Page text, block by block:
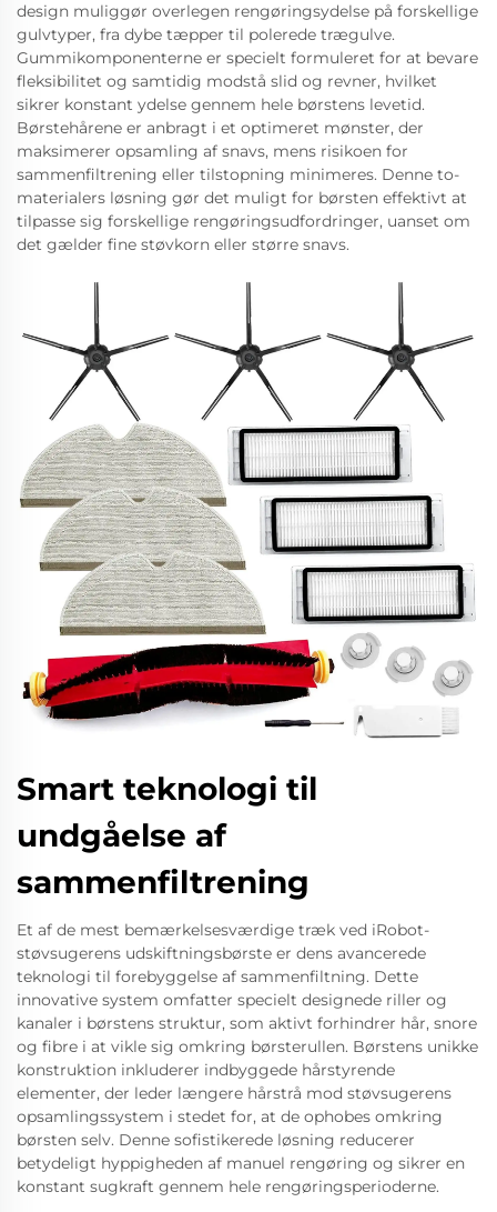
design muliggør overlegen rengøringsydelse på forskellige
gulvtyper, fra dybe tæpper til polerede trægulve.
Gummikomponenterne er specielt formuleret for at bevare
fleksibilitet og samtidig modstå slid og revner, hvilket
sikrer konstant ydelse gennem hele børstens levetid.
Børstehårene er anbragt i et optimeret mønster, der
maksimerer opsamling af snavs, mens risikoen for
sammenfiltrening eller tilstopning minimeres. Denne to-
materialers løsning gør det muligt for børsten effektivt at
tilpasse sig forskellige rengøringsudfordringer, uanset om
det gælder fine støvkorn eller større snavs.
Smart teknologi til
undgåelse af
sammenfiltrening
Et af de mest bemærkelsesværdige træk ved iRobot-
støvsugerens udskiftningsbørste er dens avancerede
teknologi til forebyggelse af sammenfiltning. Dette
innovative system omfatter specielt designede riller og
kanaler i børstens struktur, som aktivt forhindrer hår, snore
og fibre i at vikle sig omkring børsterullen. Børstens unikke
konstruktion inkluderer indbyggede hårstyrende
elementer, der leder længere hårstrå mod støvsugerens
opsamlingssystem i stedet for, at de ophobes omkring
børsten selv. Denne sofistikerede løsning reducerer
betydeligt hyppigheden af manuel rengøring og sikrer en
konstant sugkraft gennem hele rengøringsperioderne.